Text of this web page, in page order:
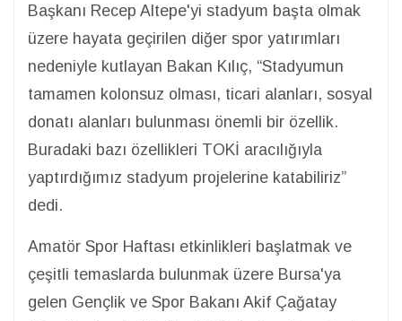
Başkanı Recep Altepe'yi stadyum başta olmak
üzere hayata geçirilen diğer spor yatırımları
nedeniyle kutlayan Bakan Kılıç, “Stadyumun
tamamen kolonsuz olması, ticari alanları, sosyal
donatı alanları bulunması önemli bir özellik.
Buradaki bazı özellikleri TOKİ aracılığıyla
yaptırdığımız stadyum projelerine katabiliriz”
dedi.
Amatör Spor Haftası etkinlikleri başlatmak ve
çeşitli temaslarda bulunmak üzere Bursa'ya
gelen Gençlik ve Spor Bakanı Akif Çağatay